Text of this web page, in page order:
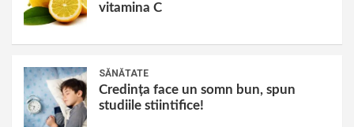
vitamina C
SĂNĂTATE
Credința face un somn bun, spun
studiile stiintifice!